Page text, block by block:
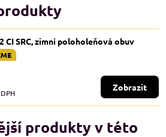
CI SRC, zimní poloholeňová obuv
Zobrazit
produkty v této